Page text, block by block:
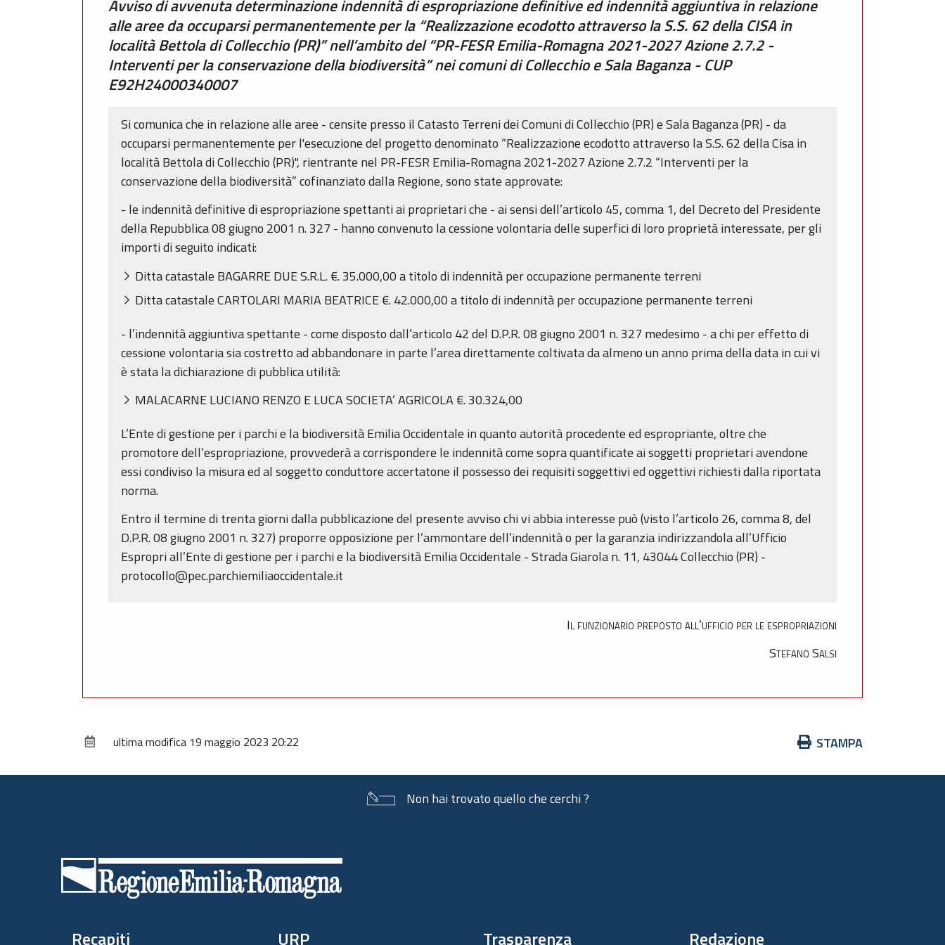
Avviso di avvenuta determinazione indennità di espropriazione definitive ed indennità aggiuntiva in relazione
alle aree da occuparsi permanentemente per la “Realizzazione ecodotto attraverso la S.S. 62 della CISA in
località Bettola di Collecchio (PR)” nell’ambito del “PR-FESR Emilia-Romagna 2021-2027 Azione 2.7.2 -
Interventi per la conservazione della biodiversità” nei comuni di Collecchio e Sala Baganza - CUP
E92H24000340007
Si comunica che in relazione alle aree - censite presso il Catasto Terreni dei Comuni di Collecchio (PR) e Sala Baganza (PR) - da
occuparsi permanentemente per l'esecuzione del progetto denominato “Realizzazione ecodotto attraverso la S.S. 62 della Cisa in
località Bettola di Collecchio (PR)", rientrante nel PR-FESR Emilia-Romagna 2021-2027 Azione 2.7.2 “Interventi per la
conservazione della biodiversità” cofinanziato dalla Regione, sono state approvate:
- le indennità definitive di espropriazione spettanti ai proprietari che - ai sensi dell’articolo 45, comma 1, del Decreto del Presidente
della Repubblica 08 giugno 2001 n. 327 - hanno convenuto la cessione volontaria delle superfici di loro proprietà interessate, per gli
importi di seguito indicati:
Ditta catastale BAGARRE DUE S.R.L. €. 35.000,00 a titolo di indennità per occupazione permanente terreni
Ditta catastale CARTOLARI MARIA BEATRICE €. 42.000,00 a titolo di indennità per occupazione permanente terreni
- l’indennità aggiuntiva spettante - come disposto dall’articolo 42 del D.P.R. 08 giugno 2001 n. 327 medesimo - a chi per effetto di
cessione volontaria sia costretto ad abbandonare in parte l’area direttamente coltivata da almeno un anno prima della data in cui vi
è stata la dichiarazione di pubblica utilità:
MALACARNE LUCIANO RENZO E LUCA SOCIETA’ AGRICOLA €. 30.324,00
L’Ente di gestione per i parchi e la biodiversità Emilia Occidentale in quanto autorità procedente ed espropriante, oltre che
promotore dell’espropriazione, provvederà a corrispondere le indennità come sopra quantificate ai soggetti proprietari avendone
essi condiviso la misura ed al soggetto conduttore accertatone il possesso dei requisiti soggettivi ed oggettivi richiesti dalla riportata
norma.
Entro il termine di trenta giorni dalla pubblicazione del presente avviso chi vi abbia interesse può (visto l’articolo 26, comma 8, del
D.P.R. 08 giugno 2001 n. 327) proporre opposizione per l’ammontare dell’indennità o per la garanzia indirizzandola all’Ufficio
Espropri all’Ente di gestione per i parchi e la biodiversità Emilia Occidentale - Strada Giarola n. 11, 43044 Collecchio (PR) -
protocollo@pec.parchiemiliaoccidentale.it
Il funzionario preposto all’ufficio per le espropriazioni
Stefano Salsi
Azioni
documento
STAMPA
ultima modifica 19 maggio 2023 20:22
Non hai trovato quello che cerchi ?
Recapiti URP Trasparenza Redazione